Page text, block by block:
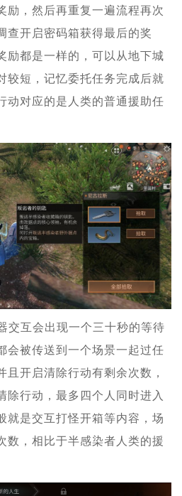
励，然后再重复一遍流程再次
查开启密码箱获得最后的奖
励都是一样的，可以从地下城
较短，记忆委托任务完成后就
动对应的是人类的普通援助任
交互会出现一个三十秒的等待
会被传送到一个场景一起过任
且开启清除行动有剩余次数，
除行动，最多四个人同时进入
就是交互打怪开箱等内容，场
数，相比于半感染者人类的援